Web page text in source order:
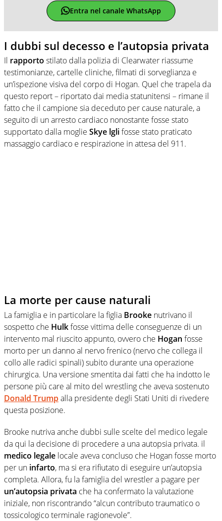
Entra nel canale WhatsApp
I dubbi sul decesso e l’autopsia privata
Il rapporto stilato dalla polizia di Clearwater riassume
testimonianze, cartelle cliniche, filmati di sorveglianza e
un’ispezione visiva del corpo di Hogan. Quel che trapela da
questo report – riportato dai media statunitensi – rimane il
fatto che il campione sia deceduto per cause naturale, a
seguito di un arresto cardiaco nonostante fosse stato
supportato dalla moglie Skye lglifosse stato praticato
massaggio cardiaco e respirazione in attesa del 911.
La morte per cause naturali
La famiglia e in particolare la figlia Brooke nutrivano il
sospetto che Hulkfosse vittima delle conseguenze di un
intervento mal riuscito appunto, ovvero che Hogan fosse
morto per un danno al nervo frenico (nervo che collega il
collo alle radici spinali) subito durante una operazione
chirurgica. Una versione smentita dai fatti che ha indotto le
persone più care al mito del wrestling che aveva sostenuto
Donald Trumpalla presidente degli Stati Uniti di rivedere
questa posizione.
Brooke nutriva anche dubbi sulle scelte del medico legale
da qui la decisione di procedere a una autopsia privata. il
medico legale locale aveva concluso che Hogan fosse morto
per un infarto, ma si era rifiutato di eseguire un’autopsia
completa. Allora, fu la famiglia del wrestler a pagare per
un’autopsia privata che ha confermato la valutazione
iniziale, non riscontrando “alcun contributo traumatico o
tossicologico terminale ragionevole”.